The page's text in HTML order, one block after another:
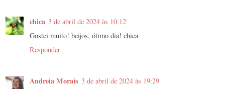
chica 3 de abril de 2024 às 10:12
Gostei muito! beijos, ótimo dia! chica
Responder
Andreia Morais 3 de abril de 2024 às 19:29